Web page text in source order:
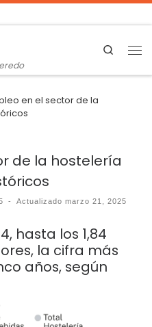
Search
en el sector de la
de la hostelería
- Actualizadomarzo 21, 2025
hasta los 1,84
la cifra más
años, según